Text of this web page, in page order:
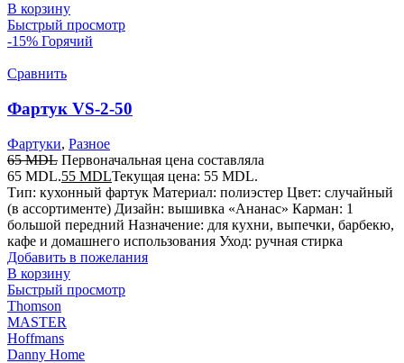
В корзину
Быстрый просмотр
-15% Горячий
Сравнить
Фартук VS-2-50
Фартуки, Разное
65MDL Первоначальная цена составляла
65 MDL.55 MDLТекущая цена: 55 MDL.
Тип: кухонный фартук Материал: полиэстер Цвет: случайный
(в ассортименте) Дизайн: вышивка «Ананас» Карман: 1
большой передний Назначение: для кухни, выпечки, барбекю,
кафе и домашнего использования Уход: ручная стирка
Добавить в пожелания
В корзину
Быстрый просмотр
Thomson
MASTER
Hoffmans
Danny Home